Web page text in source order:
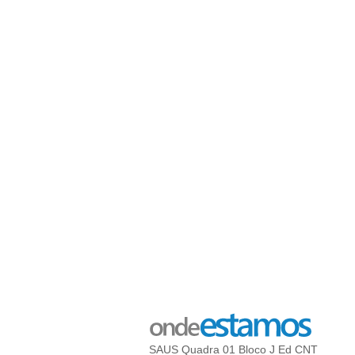
SAUS Quadra 01 Bloco J Ed CNT